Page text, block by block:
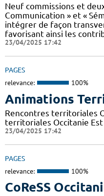
Neuf commissions et
Communication » et «
intégrer de façon
favorisant ainsi les
23/04/2025 17:42
PAGES
relevance: 100%
Animations
Rencontres territoriales
territoriales Occitanie Est
23/04/2025 17:42
PAGES
relevance: 100%
CoReSS